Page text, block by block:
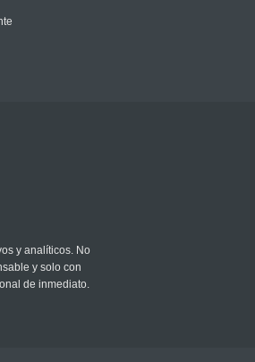
y analíticos. No
y solo con
de inmediato.